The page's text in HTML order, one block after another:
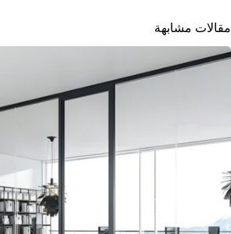
مقالات مشابهة